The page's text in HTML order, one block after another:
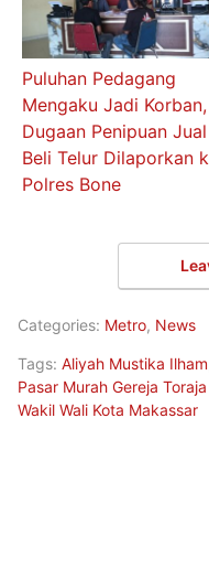
Puluhan Pedagang
Mengaku Jadi Korban,
Dugaan Penipuan Jual
Beli Telur Dilaporkan
Polres Bone
Categories: Metro, News
Tags: Aliyah Mustika Ilham
Pasar Murah Gereja
Wakil Wali Kota Makassar